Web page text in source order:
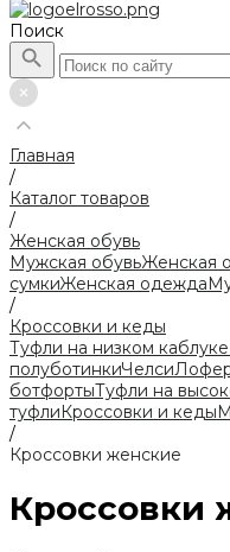
Поиск
Главная
/
Каталог товаров
/
Женская обувь
Мужская обувьЖенская
сумкиЖенская одежда
/
Кроссовки и кеды
Туфли на низком каблуке
полуботинкиЧелси
ботфортыТуфли на
туфлиКроссовки и кеды
/
Кроссовки женские
Кроссовки